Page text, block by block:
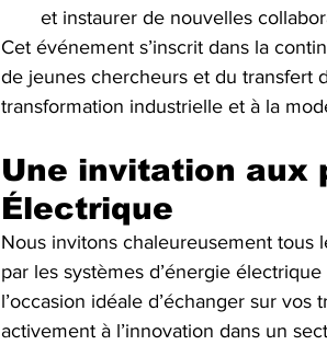
et instaurer de nouvelles
Cet événement s’inscrit dans la
de jeunes chercheurs et du transfert
transformation industrielle et à la
Une invitation aux
Électrique
Nous invitons chaleureusement tous
par les systèmes d’énergie
l’occasion idéale d’échanger sur
activement à l’innovation dans un